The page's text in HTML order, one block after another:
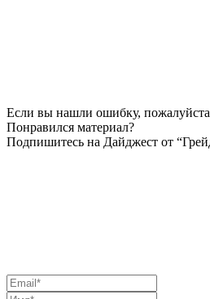
Если вы нашли ошибку,
Понравился материал?
Подпишитесь на Дайджест от